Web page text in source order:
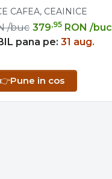
Portugalia
CAFEA, CEAINICE
379,95 RON /buc
/buc
pana pe: 31 aug.
👉Pune in cos